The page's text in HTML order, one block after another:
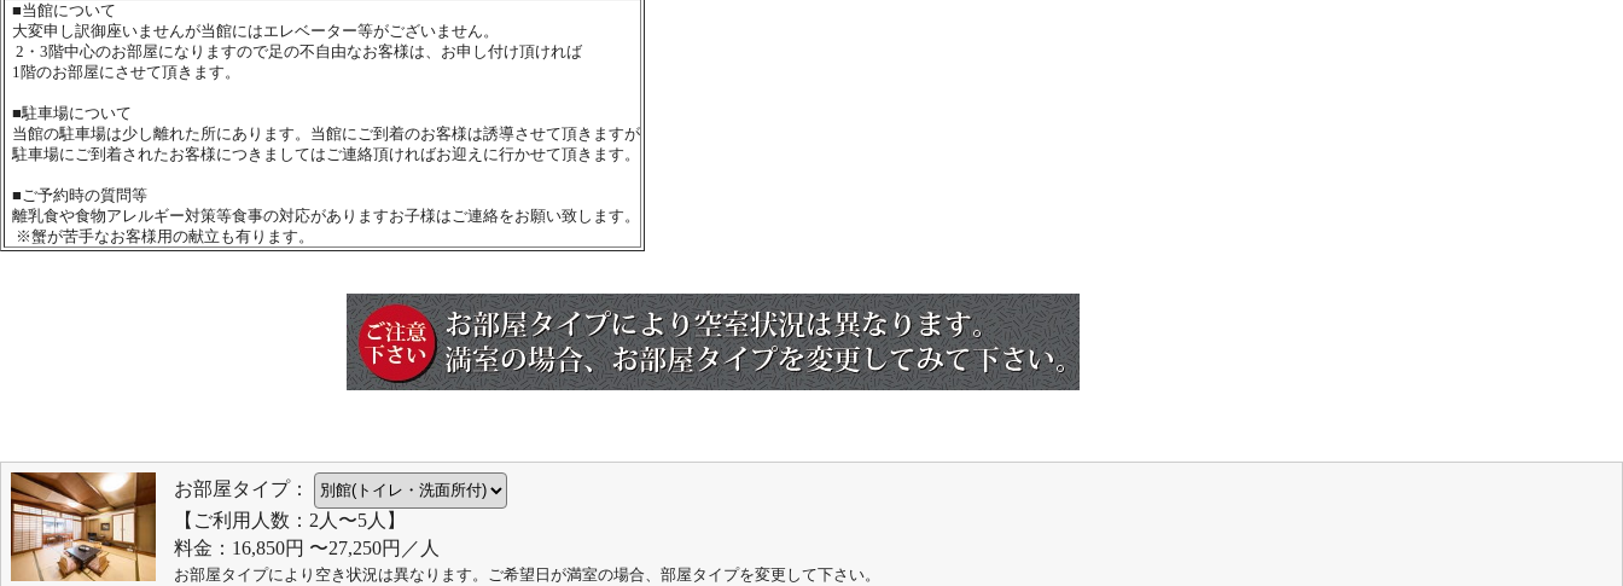
■当館について
大変申し訳御座いませんが当館にはエレベーター等がございません。
2・3階中心のお部屋になりますので足の不自由なお客様は、お申し付け頂ければ
1階のお部屋にさせて頂きます。
■駐車場について
当館の駐車場は少し離れた所にあります。当館にご到着のお客様は誘導させて頂きますが
駐車場にご到着されたお客様につきましてはご連絡頂ければお迎えに行かせて頂きます。
■ご予約時の質問等
離乳食や食物アレルギー対策等食事の対応がありますお子様はご連絡をお願い致します。
※蟹が苦手なお客様用の献立も有ります。
お部屋タイプ：
【ご利用人数：2人〜5人】
料金：16,850円 〜27,250円／人
お部屋タイプにより空き状況は異なります。ご希望日が満室の場合、部屋タイプを変更して下さい。